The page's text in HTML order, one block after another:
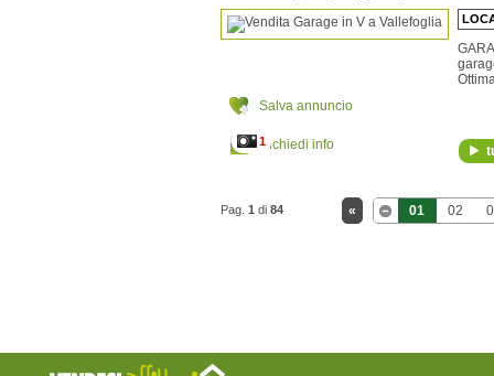
1
Salva annuncio
Richiedi info
Pag. 1 di 84 01 02
«